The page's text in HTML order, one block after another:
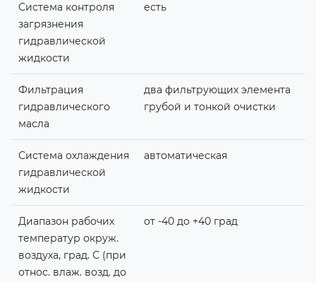
Система контроля
загрязнения
гидравлической
жидкости
есть
Фильтрация
гидравлического
масла
два фильтрующих элемента
грубой и тонкой очистки
Система охлаждения
гидравлической
жидкости
автоматическая
Диапазон рабочих
температур окруж.
воздуха, град. С (при
относ. влаж. возд. до
от -40 до +40 град